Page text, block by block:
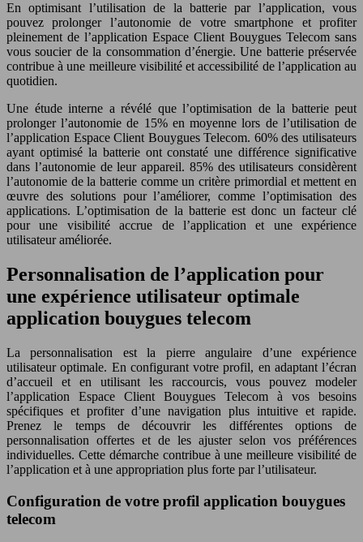
En optimisant l’utilisation de la batterie par l’application, vous
pouvez prolonger l’autonomie de votre smartphone et profiter
pleinement de l’application Espace Client Bouygues Telecom sans
vous soucier de la consommation d’énergie. Une batterie préservée
contribue à une meilleure visibilité et accessibilité de l’application au
quotidien.
Une étude interne a révélé que l’optimisation de la batterie peut
prolonger l’autonomie de 15% en moyenne lors de l’utilisation de
l’application Espace Client Bouygues Telecom. 60% des utilisateurs
ayant optimisé la batterie ont constaté une différence significative
dans l’autonomie de leur appareil. 85% des utilisateurs considèrent
l’autonomie de la batterie comme un critère primordial et mettent en
œuvre des solutions pour l’améliorer, comme l’optimisation des
applications. L’optimisation de la batterie est donc un facteur clé
pour une visibilité accrue de l’application et une expérience
utilisateur améliorée.
Personnalisation de l’application pour
une expérience utilisateur optimale
application bouygues telecom
La personnalisation est la pierre angulaire d’une expérience
utilisateur optimale. En configurant votre profil, en adaptant l’écran
d’accueil et en utilisant les raccourcis, vous pouvez modeler
l’application Espace Client Bouygues Telecom à vos besoins
spécifiques et profiter d’une navigation plus intuitive et rapide.
Prenez le temps de découvrir les différentes options de
personnalisation offertes et de les ajuster selon vos préférences
individuelles. Cette démarche contribue à une meilleure visibilité de
l’application et à une appropriation plus forte par l’utilisateur.
Configuration de votre profil application bouygues
telecom